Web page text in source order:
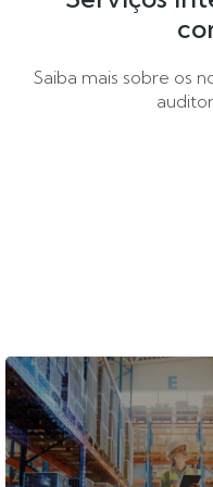
Saiba mais sobre os